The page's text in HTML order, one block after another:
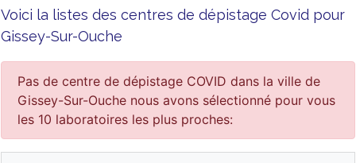
Voici la listes des centres de dépistage Covid pour
Gissey-Sur-Ouche
Pas de centre de dépistage COVID dans la ville de
Gissey-Sur-Ouche nous avons sélectionné pour vous
les 10 laboratoires les plus proches: